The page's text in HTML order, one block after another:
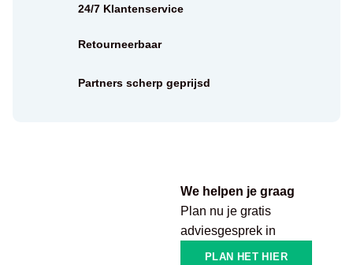
We helpen je graag
Plan nu je gratis
adviesgesprek in
PLAN HET HIER
24/7 Klantenservice
Retourneerbaar
Partners scherp geprijsd